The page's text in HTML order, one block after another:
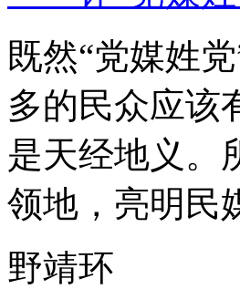
既然“党媒姓
多的民众应该
是天经地义。
领地，亮明民
野靖环